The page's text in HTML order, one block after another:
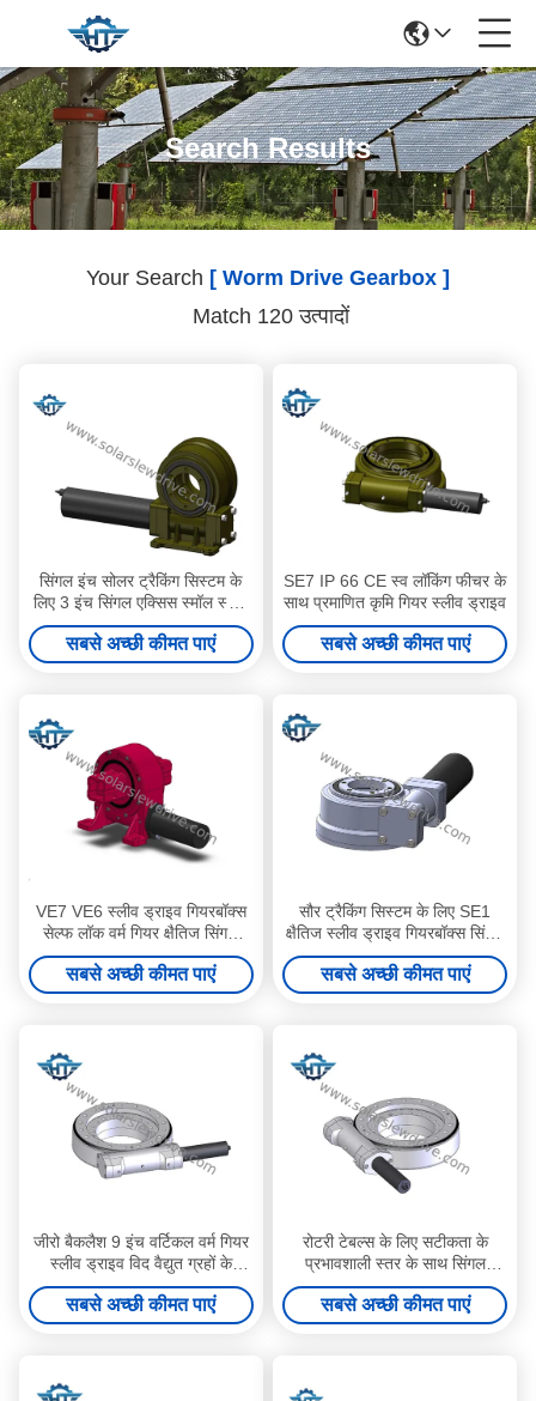
Search Results
Your Search [ Worm Drive Gearbox ]
Match 120 उत्पादों
सिंगल इंच सोलर ट्रैकिंग सिस्टम के
लिए 3 इंच सिंगल एक्सिस स्मॉल स्लीव
ड्राइव
सबसे अच्छी कीमत पाएं
SE7 IP 66 CE स्व लॉकिंग फीचर के
साथ प्रमाणित कृमि गियर स्लीव ड्राइव
सबसे अच्छी कीमत पाएं
VE7 VE6 स्लीव ड्राइव गियरबॉक्स
सेल्फ लॉक वर्म गियर क्षैतिज सिंगल
एक्सिस सोलर ट्रैकर्स के लिए
सबसे अच्छी कीमत पाएं
सौर ट्रैकिंग सिस्टम के लिए SE1
क्षैतिज स्लीव ड्राइव गियरबॉक्स सिंगल
एक्सिस वर्म
सबसे अच्छी कीमत पाएं
जीरो बैकलैश 9 इंच वर्टिकल वर्म गियर
स्लीव ड्राइव विद वैद्युत ग्रहों के
गियरबॉक्स के लिए परवलयिक
सबसे अच्छी कीमत पाएं
रोटरी टेबल्स के लिए सटीकता के
प्रभावशाली स्तर के साथ सिंगल
एक्सिस 9 इंच के छोटे बैकलैश वर्म
गियर स्लीव ड्राइव
सबसे अच्छी कीमत पाएं